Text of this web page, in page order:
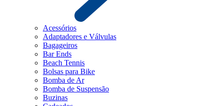
Acessórios
Adaptadores e Válvulas
Bagageiros
Bar Ends
Beach Tennis
Bolsas para Bike
Bomba de Ar
Bomba de Suspensão
Buzinas